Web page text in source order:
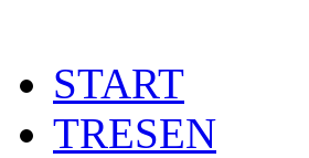
START
TRESEN